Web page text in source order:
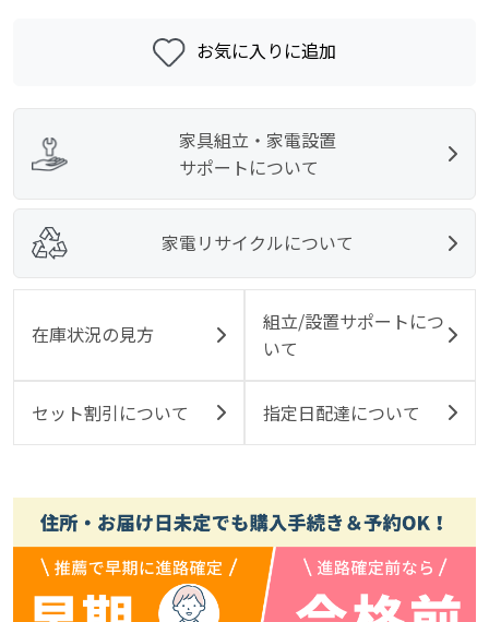
お気に入りに追加
家具組立・家電設置
サポートについて
家電リサイクルについて
在庫状況の見方
組立/設置サポートにつ
いて
セット割引について 指定日配達について